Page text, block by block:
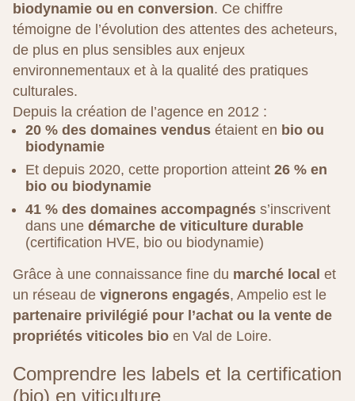
biodynamie ou en conversion. Ce chiffre
témoigne de l’évolution des attentes des acheteurs,
de plus en plus sensibles aux enjeux
environnementaux et à la qualité des pratiques
culturales.
Depuis la création de l’agence en 2012 :
20 % des domaines vendus étaient en bio ou
biodynamie
Et depuis 2020, cette proportion atteint 26 % en
bio ou biodynamie
41 % des domaines accompagnés s’inscrivent
dans une démarche de viticulture durable
(certification HVE, bio ou biodynamie)
Grâce à une connaissance fine du marché local et
un réseau de vignerons engagés, Ampelio est le
partenaire privilégié pour l’achat ou la vente de
propriétés viticoles bio en Val de Loire.
Comprendre les labels et la certification
(bio) en viticulture